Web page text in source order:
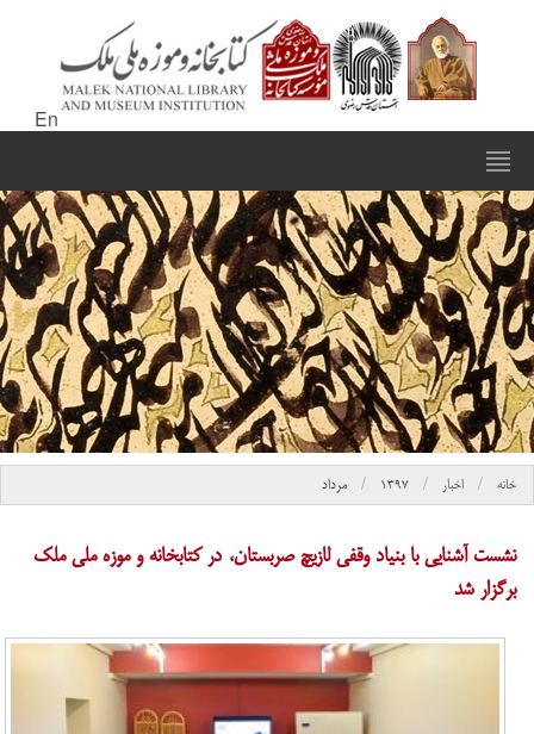
En
خانه اخبار ۱۳۹۷ مرداد
​نشست آشنایی با بنیاد وقفی لازیچ صربستان، در کتابخانه و موزه ملی ملک
برگزار شد